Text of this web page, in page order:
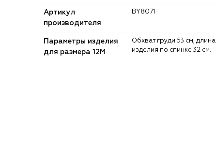
Артикул
производителя
BY8071
Параметры изделия
для размера 12M
Обхват груди 53 см, длина
изделия по спинке 32 см.